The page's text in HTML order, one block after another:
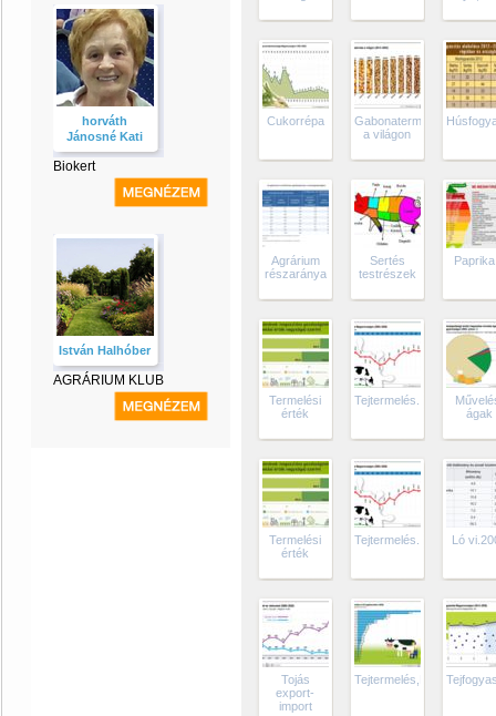
horváth
Jánosné Kati
Biokert
István Halhóber
AGRÁRIUM KLUB
Cukorrépa
Gabonatermés
a világon
Agrárium
részaránya
Sertés
testrészek
Termelési
érték
Tejtermelés...
ágak
Termelési
érték
Tejtermelés... Ló
Tojás
export-
import
Tejtermelés,EU